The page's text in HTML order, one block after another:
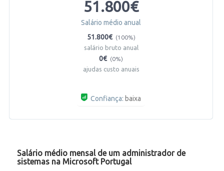
51.800€
Salário médio anual
51.800€ (100%)
salário bruto anual
0€ (0%)
ajudas custo anuais
Confiança: baixa
Salário médio mensal de um administrador de
sistemas na Microsoft Portugal